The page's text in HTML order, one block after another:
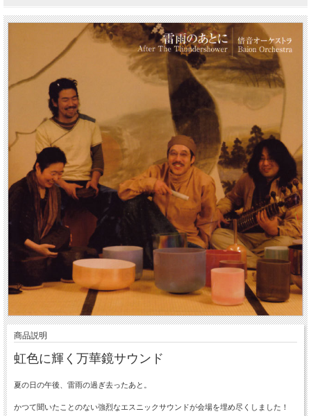
商品説明
虹色に輝く万華鏡サウンド
夏の日の午後、雷雨の過ぎ去ったあと。
かつて聞いたことのない強烈なエスニックサウンドが会場を埋め尽くしました！